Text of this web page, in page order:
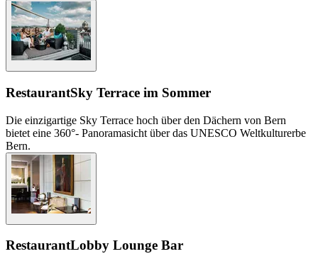
RestaurantSky Terrace im Sommer
Die einzigartige Sky Terrace hoch über den Dächern von Bern
bietet eine 360°- Panoramasicht über das UNESCO Weltkulturerbe
Bern.
RestaurantLobby Lounge Bar